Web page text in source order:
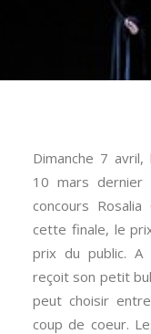
Dimanche 7
10 mars
concours
cette finale, le
prix du public. A
reçoit son petit
peut choisir
coup de coeur.